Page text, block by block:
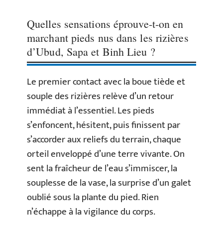
Quelles sensations éprouve-t-on en
marchant pieds nus dans les rizières
d’Ubud, Sapa et Binh Lieu ?
Le premier contact avec la boue tiède et
souple des rizières relève d’un retour
immédiat à l’essentiel. Les pieds
s’enfoncent, hésitent, puis finissent par
s’accorder aux reliefs du terrain, chaque
orteil enveloppé d’une terre vivante. On
sent la fraîcheur de l’eau s’immiscer, la
souplesse de la vase, la surprise d’un galet
oublié sous la plante du pied. Rien
n’échappe à la vigilance du corps.